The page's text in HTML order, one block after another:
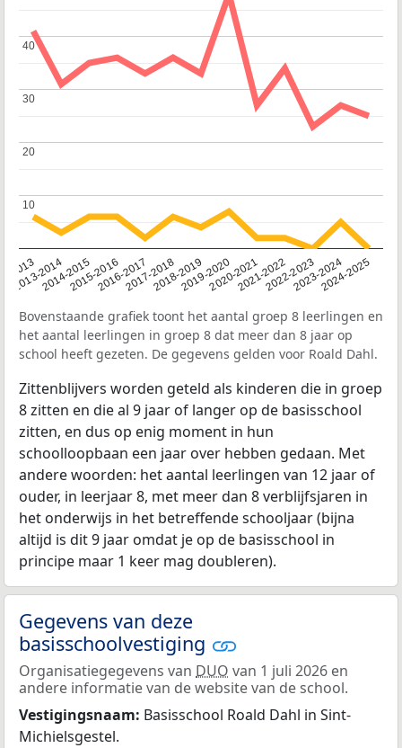
2013
2013-2014
2014-20152015-20162016-20172017-20182018-20192019-20202020-20212021-20222022-20232023-20242024-2025
10
10
20
20
30
30
40
40
Bovenstaande grafiek toont het aantal groep 8 leerlingen en
het aantal leerlingen in groep 8 dat meer dan 8 jaar op
school heeft gezeten. De gegevens gelden voor Roald Dahl.
Zittenblijvers worden geteld als kinderen die in groep
8 zitten en die al 9 jaar of langer op de basisschool
zitten, en dus op enig moment in hun
schoolloopbaan een jaar over hebben gedaan. Met
andere woorden: het aantal leerlingen van 12 jaar of
ouder, in leerjaar 8, met meer dan 8 verblijfsjaren in
het onderwijs in het betreffende schooljaar (bijna
altijd is dit 9 jaar omdat je op de basisschool in
principe maar 1 keer mag doubleren).
Gegevens van deze
basisschoolvestiging
Organisatiegegevens van DUO van 1 juli 2026 en
andere informatie van de website van de school.
Vestigingsnaam: Basisschool Roald Dahl in Sint-
Michielsgestel.